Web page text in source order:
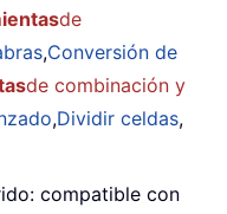
de
,Conversión de
de combinación y
,Dividir celdas,
compatible con